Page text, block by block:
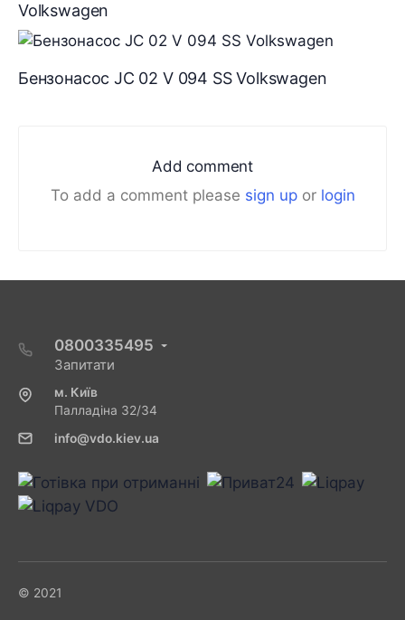
Volkswagen
Бензонасос JC 02 V 094 SS Volkswagen
Add comment
To add a comment please sign upor login
0800335495
Запитати
м. Київ
Палладіна 32/34
info@vdo.kiev.ua
© 2021